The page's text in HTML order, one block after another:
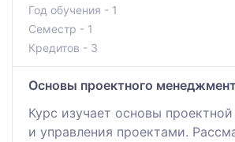
Год обучения - 1
Семестр - 1
Кредитов - 3
Основы проектного
Курс изучает основы
и управления проектами.